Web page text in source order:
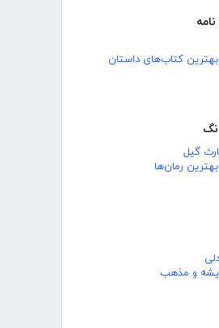
بهترین کتاب‌های داستان
گیل
بهترین رمان‌ها
و مذهب